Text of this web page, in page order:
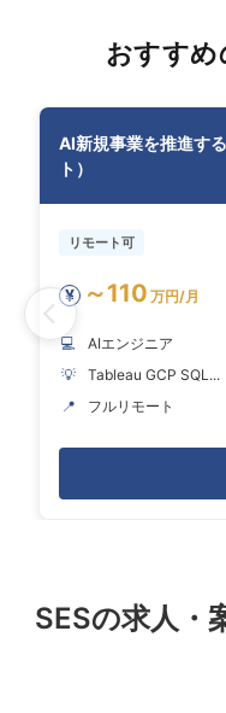
おすすめ
AI新規事業を推進す
ト）
リモート可
¥ ～110 万円/月
💻
AIエンジニア
💡
Tableau GCP SQL...
📍
フルリモート
SESの求人・